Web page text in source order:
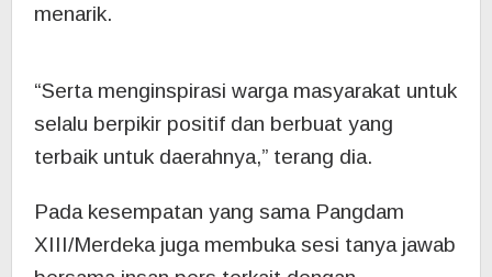
menarik.
“Serta menginspirasi warga masyarakat untuk
selalu berpikir positif dan berbuat yang
terbaik untuk daerahnya,” terang dia.
Pada kesempatan yang sama Pangdam
XIII/Merdeka juga membuka sesi tanya jawab